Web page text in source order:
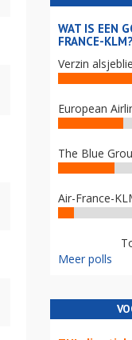
WAT IS EEN
FRANCE-KLM?
Verzin
European
The Blue
Air-France-
Meer polls